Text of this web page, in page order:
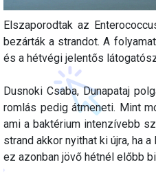
Elszaporodtak az
bezárták a strandot. A
és a hétvégi jelentős
Dusnoki Csaba, Dunapataj
romlás pedig átmeneti. Mint
ami a baktérium intenzívebb
strand akkor nyithat ki újra, ha
ez azonban jövő hétnél előbb